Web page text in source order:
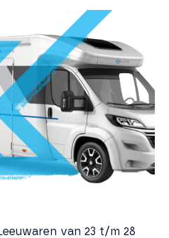
van 23 t/m 28